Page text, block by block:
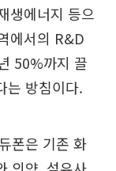
생에너지 등으
에서의 R&D
50%까지 끌
는 방침이다.
폰은 기존 화